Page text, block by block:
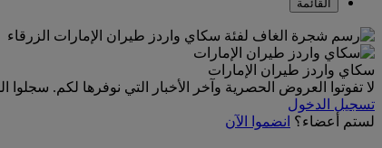
القائمة
سكاي واردز طيران الإمارات
لا تفوتوا العروض الحصرية وآخر الأخبار التي نوفرها لكم. سجلوا
تسجيل الدخول
لستم أعضاء؟ انضموا الآن